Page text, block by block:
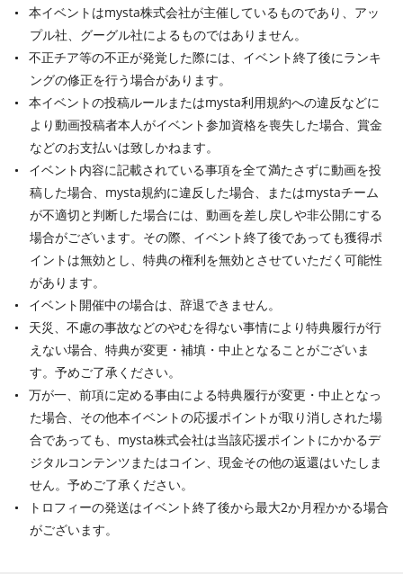
本イベントはmysta株式会社が主催しているものであり、アッ
プル社、グーグル社によるものではありません。
不正チア等の不正が発覚した際には、イベント終了後にランキ
ングの修正を行う場合があります。
本イベントの投稿ルールまたはmysta利用規約への違反などに
より動画投稿者本人がイベント参加資格を喪失した場合、賞金
などのお支払いは致しかねます。
イベント内容に記載されている事項を全て満たさずに動画を投
稿した場合、mysta規約に違反した場合、またはmystaチーム
が不適切と判断した場合には、動画を差し戻しや非公開にする
場合がございます。その際、イベント終了後であっても獲得ポ
イントは無効とし、特典の権利を無効とさせていただく可能性
があります。
イベント開催中の場合は、辞退できません。
天災、不慮の事故などのやむを得ない事情により特典履行が行
えない場合、特典が変更・補填・中止となることがございま
す。予めご了承ください。
万が一、前項に定める事由による特典履行が変更・中止となっ
た場合、その他本イベントの応援ポイントが取り消しされた場
合であっても、mysta株式会社は当該応援ポイントにかかるデ
ジタルコンテンツまたはコイン、現金その他の返還はいたしま
せん。予めご了承ください。
トロフィーの発送はイベント終了後から最大2か月程かかる場合
がございます。